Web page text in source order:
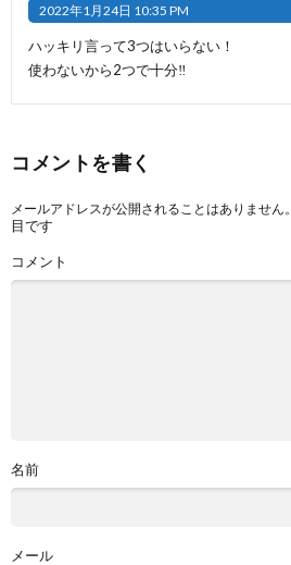
2022年1月24日 10:35 PM
ハッキリ言って3つはいらない！
使わないから2つで十分‼️
コメントを書く
メールアドレスが公開されることはありません。
目です
コメント
名前
メール